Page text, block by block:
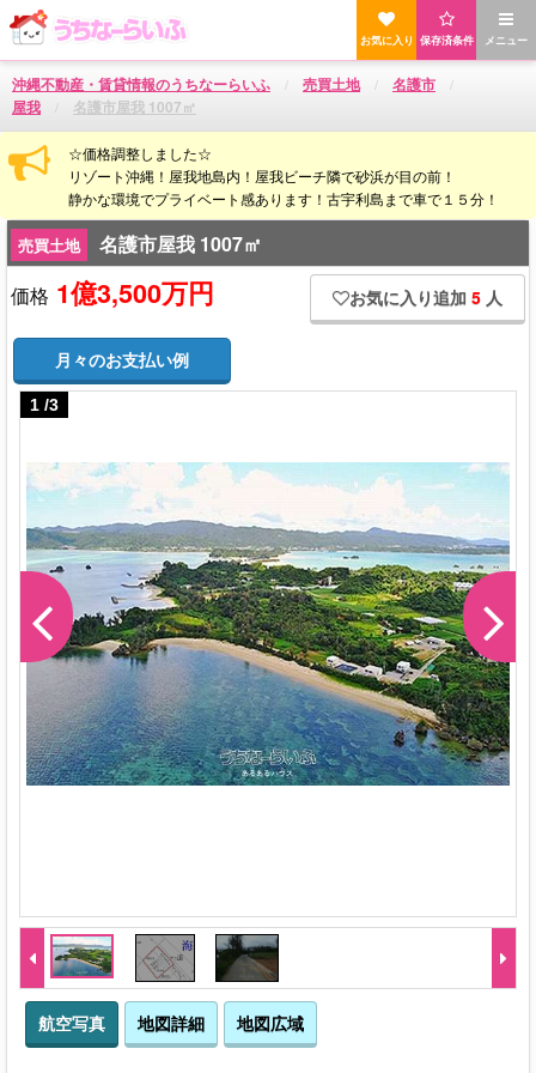
メニュー
保存済条件
お気に入り
沖縄不動産・賃貸情報のうちなーらいふ 売買土地
名護市
屋我
名護市屋我 1007㎡
☆価格調整しました☆
リゾート沖縄！屋我地島内！屋我ビーチ隣で砂浜が目の前！
静かな環境でプライベート感あります！古宇利島まで車で１５分！
売買土地
名護市屋我 1007㎡
価格 1億3,500万円 お気に入り追加 5 人
月々のお支払い例
1 /3
航空写真 地図詳細 地図広域